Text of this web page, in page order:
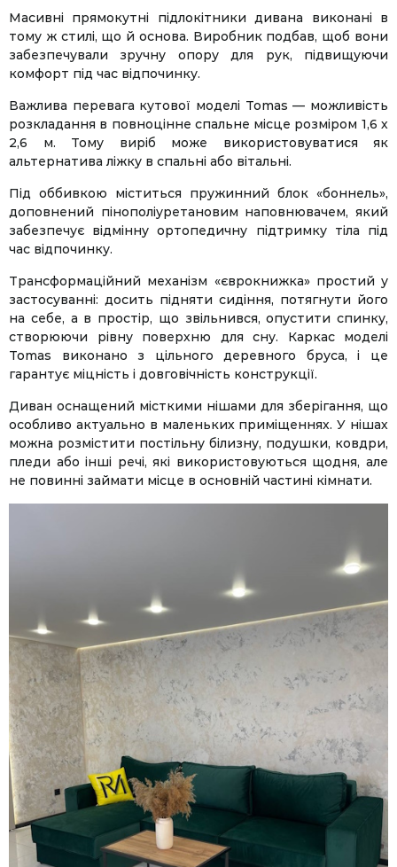
Масивні прямокутні підлокітники дивана виконані в
тому ж стилі, що й основа. Виробник подбав, щоб вони
забезпечували зручну опору для рук, підвищуючи
комфорт під час відпочинку.
Важлива перевага кутової моделі Tomas — можливість
розкладання в повноцінне спальне місце розміром 1,6 х
2,6 м. Тому виріб може використовуватися як
альтернатива ліжку в спальні або вітальні.
Під оббивкою міститься пружинний блок «боннель»,
доповнений пінополіуретановим наповнювачем, який
забезпечує відмінну ортопедичну підтримку тіла під
час відпочинку.
Трансформаційний механізм «єврокнижка» простий у
застосуванні: досить підняти сидіння, потягнути його
на себе, а в простір, що звільнився, опустити спинку,
створюючи рівну поверхню для сну. Каркас моделі
Tomas виконано з цільного деревного бруса, і це
гарантує міцність і довговічність конструкції.
Диван оснащений місткими нішами для зберігання, що
особливо актуально в маленьких приміщеннях. У нішах
можна розмістити постільну білизну, подушки, ковдри,
пледи або інші речі, які використовуються щодня, але
не повинні займати місце в основній частині кімнати.